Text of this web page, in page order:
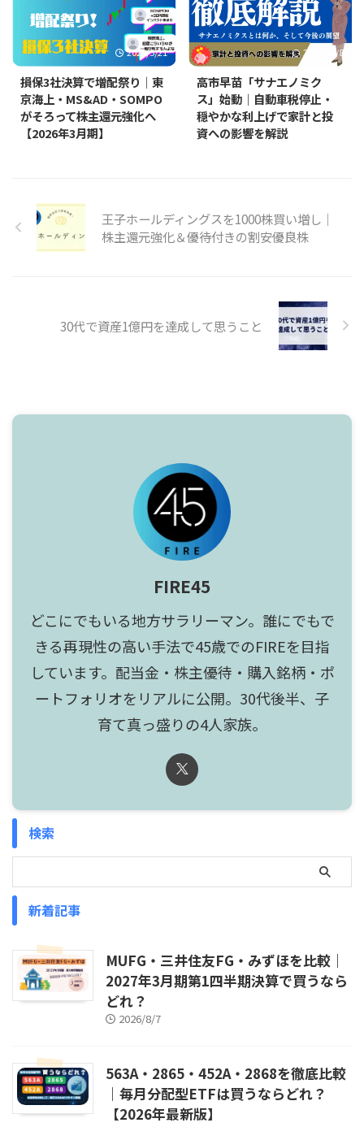
2026/5/21
損保3社決算で増配祭り｜東
京海上・MS&AD・SOMPO
がそろって株主還元強化へ
【2026年3月期】
2025/10/8
高市早苗「サナエノミク
ス」始動｜自動車税停止・
穏やかな利上げで家計と投
資への影響を解説
王子ホールディングスを1000株買い増し｜
株主還元強化＆優待付きの割安優良株
30代で資産1億円を達成して思うこと
FIRE45
どこにでもいる地方サラリーマン。誰にでもで
きる再現性の高い手法で45歳でのFIREを目指
しています。配当金・株主優待・購入銘柄・ポ
ートフォリオをリアルに公開。30代後半、子
育て真っ盛りの4人家族。
検索
新着記事
MUFG・三井住友FG・みずほを比較｜
2027年3月期第1四半期決算で買うなら
どれ？
2026/8/7
563A・2865・452A・2868を徹底比較
｜毎月分配型ETFは買うならどれ？
【2026年最新版】